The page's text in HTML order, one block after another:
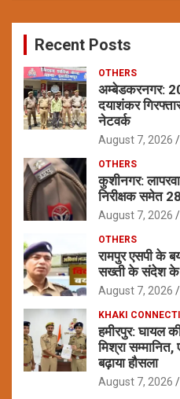
c
Recent Posts
OTHERS
अम्बेडकरनगर:
दयाशंकर
नेटवर्क
August 7, 2026
OTHERS
कुशीनगर:
निरीक्षक समेत
August 7, 2026
OTHERS
रामपुर एसपी के
सख्ती के संदेश के
August 7, 2026
KHAKI
हमीरपुर: घायल
मिश्रा
बढ़ाया हौसला
August 7, 2026